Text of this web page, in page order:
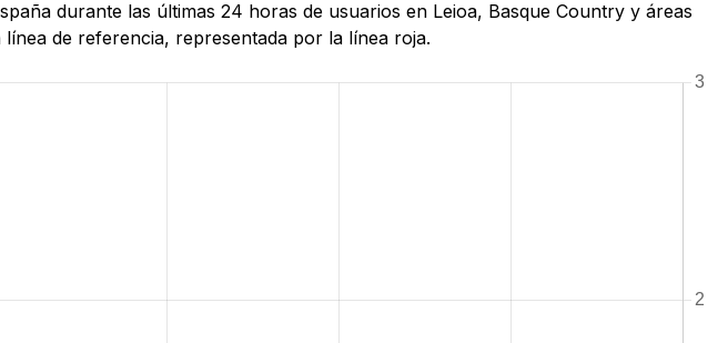
durante las últimas 24 horas de usuarios en Leioa, Basque Country y áreas
de referencia, representada por la línea roja.